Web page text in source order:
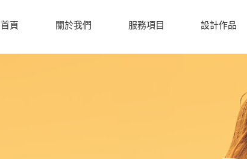
首頁 關於我們 服務項目 設計作品